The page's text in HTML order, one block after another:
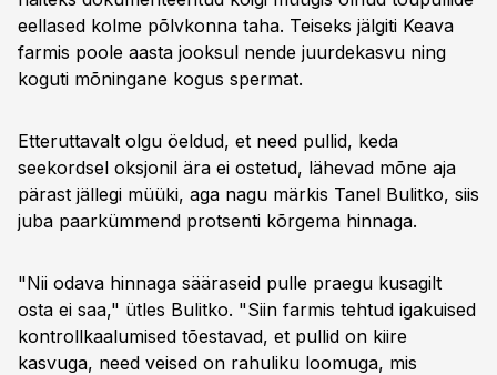
eellased kolme põlvkonna taha. Teiseks jälgiti Keava
farmis poole aasta jooksul nende juurdekasvu ning
koguti mõningane kogus spermat.
Etteruttavalt olgu öeldud, et need pullid, keda
seekordsel oksjonil ära ei ostetud, lähevad mõne aja
pärast jällegi müüki, aga nagu märkis Tanel Bulitko, siis
juba paarkümmend protsenti kõrgema hinnaga.
"Nii odava hinnaga sääraseid pulle praegu kusagilt
osta ei saa," ütles Bulitko. "Siin farmis tehtud igakuised
kontrollkaalumised tõestavad, et pullid on kiire
kasvuga, need veised on rahuliku loomuga, mis